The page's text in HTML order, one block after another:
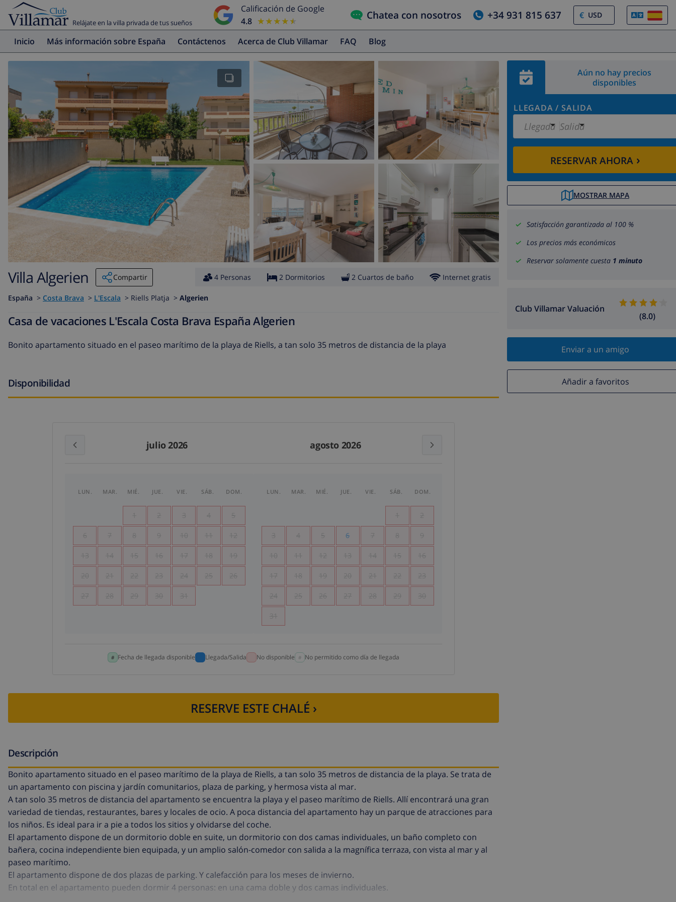
Relájate en la villa privada de tus sueños
Calificación de Google
4.8
★★★★★
★★★★★ Chatea con nosotros +34 931 815 637 €
Inicio Más información sobre España Contáctenos Acerca de Club Villamar FAQ Blog
Aún no hay precios
disponibles
LLEGADA / SALIDA
Llegada Salida
RESERVAR AHORA ›
MOSTRAR MAPA
Satisfacción garantizada al 100 %
Los precios más económicos
Reservar solamente cuesta 1 minuto
Club Villamar Valuación
(8.0)
Enviar a un amigo
Añadir a favoritos
Villa Algerien Compartir 4 Personas 2 Dormitorios 2 Cuartos de baño Internet gratis
España > Costa Brava > L'Escala > Riells Platja > Algerien
Casa de vacaciones L'Escala Costa Brava España Algerien
Bonito apartamento situado en el paseo marítimo de la playa de Riells, a tan solo 35 metros de distancia de la playa
Disponibilidad
julio 2026 agosto 2026
LUN. MAR. MIÉ. JUE. VIE. SÁB. DOM.
1 2 3 4 5
6 7 8 9 10 11 12
13 14 15 16 17 18 19
20 21 22 23 24 25 26
27 28 29 30 31
LUN. MAR. MIÉ. JUE. VIE. SÁB. DOM.
1 2
3 4 5 6 7 8 9
10 11 12 13 14 15 16
17 18 19 20 21 22 23
24 25 26 27 28 29 30
31
Fecha de llegada disponible Llegada/Salida No disponible No permitido como día de llegada
RESERVE ESTE CHALÉ ›
Descripción
Bonito apartamento situado en el paseo marítimo de la playa de Riells, a tan solo 35 metros de distancia de la playa. Se trata de
un apartamento con piscina y jardín comunitarios, plaza de parking, y hermosa vista al mar.
A tan solo 35 metros de distancia del apartamento se encuentra la playa y el paseo marítimo de Riells. Allí encontrará una gran
variedad de tiendas, restaurantes, bares y locales de ocio. A poca distancia del apartamento hay un parque de atracciones para
los niños. Es ideal para ir a pie a todos los sitios y olvidarse del coche.
El apartamento dispone de un dormitorio doble en suite, un dormitorio con dos camas individuales, un baño completo con
bañera, cocina independiente bien equipada, y un amplio salón-comedor con salida a la magnífica terraza, con vista al mar y al
paseo marítimo.
El apartamento dispone de dos plazas de parking. Y calefacción para los meses de invierno.
En total en el apartamento pueden dormir 4 personas: en una cama doble y dos camas individuales.